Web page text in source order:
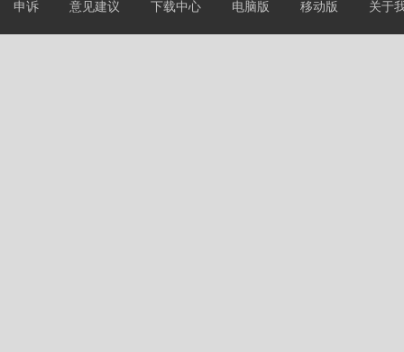
申诉 意见建议 下载中心 电脑版 移动版 关于